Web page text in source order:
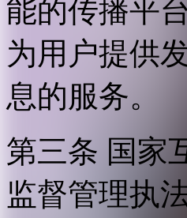
能的传播平
为用户提供
息的服务。
第三条 国家
监督管理执